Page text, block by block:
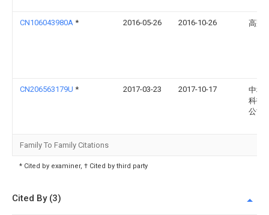
CN106043980A * 2016-05-26 2016-10-26 高翔
CN206563179U * 2017-03-23 2017-10-17
中科
科技
公司
Family To Family Citations
* Cited by examiner, † Cited by third party
Cited By (3)